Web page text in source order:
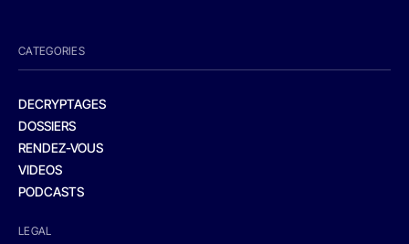
CATEGORIES
DECRYPTAGES
DOSSIERS
RENDEZ-VOUS
VIDEOS
PODCASTS
LEGAL